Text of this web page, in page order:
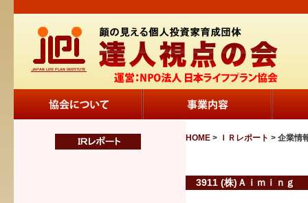
HOME > ＩＲレポート > 企業情
3911 (株)Ａｉｍｉｎｇ